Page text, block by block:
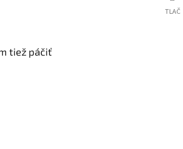
TLAČ
tiež páčiť